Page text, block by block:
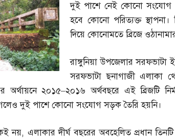
দুই পাশে নেই কোনো সংযোগ
হবে কোনো পরিত্যক্ত স্থাপনা।
দিয়ে কোনোমতে ব্রিজে ওঠানামার
রাঙ্গুনিয়া উপজেলার সরফভাটা
সরফভাটা ছনাগাজী এলাকা
অর্থায়নে ২০১৫–২০১৬ অর্থবছরে এই ব্রিজটি
দুই পাশে কোনো সংযোগ সড়ক তৈরি হয়নি।
নয়, এলাকার দীর্ঘ বছরের অবহেলিত প্রধান